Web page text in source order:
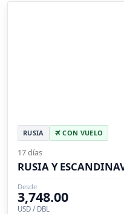
RUSIA CON VUELO
17 días
RUSIA Y
Desde
3,748.00
USD / DBL